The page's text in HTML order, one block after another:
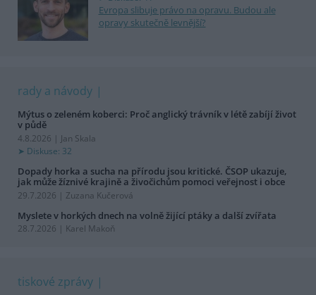
Evropa slibuje právo na opravu. Budou ale
opravy skutečně levnější?
rady a návody
Mýtus o zeleném koberci: Proč anglický trávník v létě zabíjí život
v půdě
4.8.2026 | Jan Skala
Diskuse: 32
Dopady horka a sucha na přírodu jsou kritické. ČSOP ukazuje,
jak může žíznivé krajině a živočichům pomoci veřejnost i obce
29.7.2026 | Zuzana Kučerová
Myslete v horkých dnech na volně žijící ptáky a další zvířata
28.7.2026 | Karel Makoň
tiskové zprávy